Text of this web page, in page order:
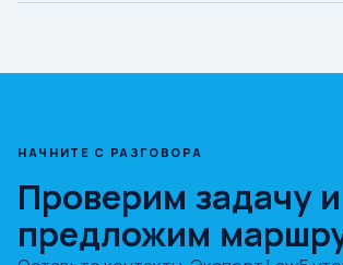
НАЧНИТЕ С РАЗГОВОРА
Проверим задачу и
предложим